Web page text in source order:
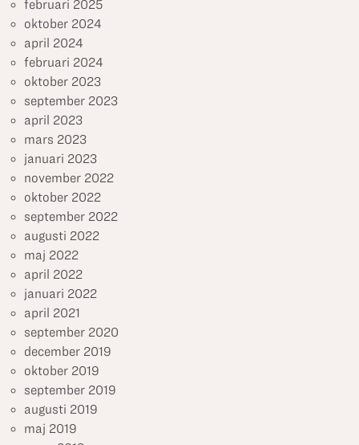
februari 2025
oktober 2024
april 2024
februari 2024
oktober 2023
september 2023
april 2023
mars 2023
januari 2023
november 2022
oktober 2022
september 2022
augusti 2022
maj 2022
april 2022
januari 2022
april 2021
september 2020
december 2019
oktober 2019
september 2019
augusti 2019
maj 2019